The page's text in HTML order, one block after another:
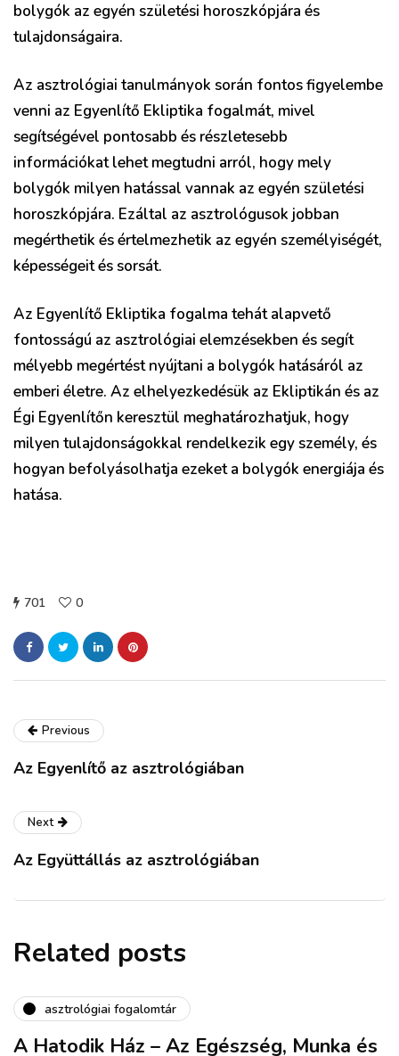
bolygók az egyén születési horoszkópjára és
tulajdonságaira.
Az asztrológiai tanulmányok során fontos figyelembe
venni az Egyenlítő Ekliptika fogalmát, mivel
segítségével pontosabb és részletesebb
információkat lehet megtudni arról, hogy mely
bolygók milyen hatással vannak az egyén születési
horoszkópjára. Ezáltal az asztrológusok jobban
megérthetik és értelmezhetik az egyén személyiségét,
képességeit és sorsát.
Az Egyenlítő Ekliptika fogalma tehát alapvető
fontosságú az asztrológiai elemzésekben és segít
mélyebb megértést nyújtani a bolygók hatásáról az
emberi életre. Az elhelyezkedésük az Ekliptikán és az
Égi Egyenlítőn keresztül meghatározhatjuk, hogy
milyen tulajdonságokkal rendelkezik egy személy, és
hogyan befolyásolhatja ezeket a bolygók energiája és
hatása.
701 0
Previous
Az Egyenlítő az asztrológiában
Next
Az Együttállás az asztrológiában
Related posts
asztrológiai fogalomtár
A Hatodik Ház – Az Egészség, Munka és